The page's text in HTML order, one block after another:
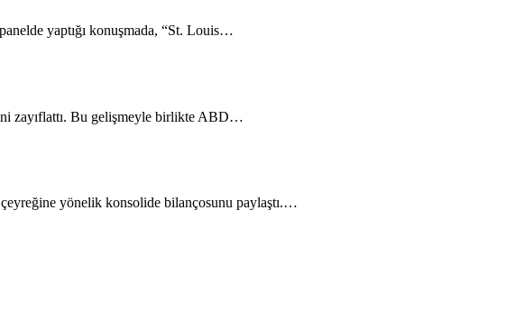
yaptığı konuşmada, “St. Louis…
zayıflattı. Bu gelişmeyle birlikte ABD…
yönelik konsolide bilançosunu paylaştı.…